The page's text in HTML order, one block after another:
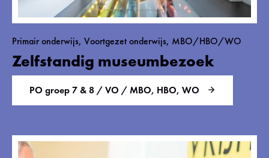
Zelfstandig museumbezoek
Primair onderwijs, Voortgezet onderwijs, MBO/HBO/WO
PO groep 7 & 8 / VO / MBO, HBO, WO